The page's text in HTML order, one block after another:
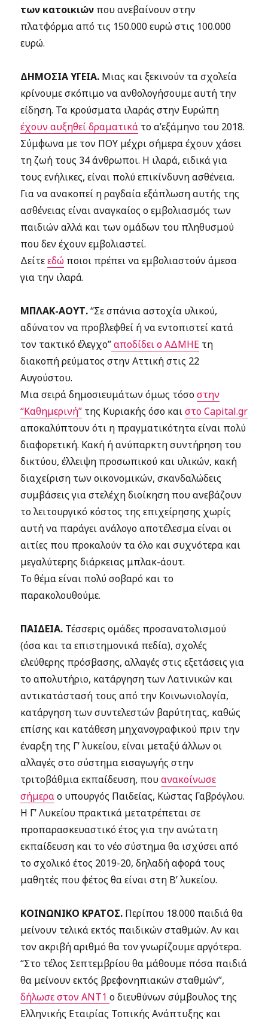
των κατοικιών που ανεβαίνουν στην
πλατφόρμα από τις 150.000 ευρώ στις 100.000
ευρώ.
ΔΗΜΟΣΙΑ ΥΓΕΙΑ. Μιας και ξεκινούν τα σχολεία
κρίνουμε σκόπιμο να ανθολογήσουμε αυτή την
είδηση. Τα κρούσματα ιλαράς στην Ευρώπη
έχουν αυξηθεί δραματικά το α’εξάμηνο του 2018.
Σύμφωνα με τον ΠΟΥ μέχρι σήμερα έχουν χάσει
τη ζωή τους 34 άνθρωποι. Η ιλαρά, ειδικά για
τους ενήλικες, είναι πολύ επικίνδυνη ασθένεια.
Για να ανακοπεί η ραγδαία εξάπλωση αυτής της
ασθένειας είναι αναγκαίος ο εμβολιασμός των
παιδιών αλλά και των ομάδων του πληθυσμού
που δεν έχουν εμβολιαστεί.
Δείτεεδώ ποιοι πρέπει να εμβολιαστούν άμεσα
για την ιλαρά.
ΜΠΛΑΚ-ΑΟΥΤ.“Σε σπάνια αστοχία υλικού,
αδύνατον να προβλεφθεί ή να εντοπιστεί κατά
τον τακτικό έλεγχο”αποδίδει ο ΑΔΜΗΕ τη
διακοπή ρεύματος στην Αττική στις 22
Αυγούστου.
Μια σειρά δημοσιευμάτων όμως τόσοστην
“Καθημερινή” της Κυριακής όσο καιστο Capital.gr
αποκαλύπτουν ότι η πραγματικότητα είναι πολύ
διαφορετική. Κακή ή ανύπαρκτη συντήρηση του
δικτύου, έλλειψη προσωπικού και υλικών, κακή
διαχείριση των οικονομικών, σκανδαλώδεις
συμβάσεις για στελέχη διοίκηση που ανεβάζουν
το λειτουργικό κόστος της επιχείρησης χωρίς
αυτή να παράγει ανάλογο αποτέλεσμα είναι οι
αιτίες που προκαλούν τα όλο και συχνότερα και
μεγαλύτερης διάρκειας μπλακ-άουτ.
Το θέμα είναι πολύ σοβαρό και το
παρακολουθούμε.
ΠΑΙΔΕΙΑ. Τέσσερις ομάδες προσανατολισμού
(όσα και τα επιστημονικά πεδία), σχολές
ελεύθερης πρόσβασης, αλλαγές στις εξετάσεις για
το απολυτήριο, κατάργηση των Λατινικών και
αντικατάστασή τους από την Κοινωνιολογία,
κατάργηση των συντελεστών βαρύτητας, καθώς
επίσης και κατάθεση μηχανογραφικού πριν την
έναρξη της Γ’ λυκείου, είναι μεταξύ άλλων οι
αλλαγές στο σύστημα εισαγωγής στην
τριτοβάθμια εκπαίδευση, πουανακοίνωσε
σήμεραο υπουργός Παιδείας, Κώστας Γαβρόγλου.
Η Γ’ Λυκείου πρακτικά μετατρέπεται σε
προπαρασκευαστικό έτος για την ανώτατη
εκπαίδευση και το νέο σύστημα θα ισχύσει από
το σχολικό έτος 2019-20, δηλαδή αφορά τους
μαθητές που φέτος θα είναι στη Β’ λυκείου.
ΚΟΙΝΩΝΙΚΟ ΚΡΑΤΟΣ. Περίπου 18.000 παιδιά θα
μείνουν τελικά εκτός παιδικών σταθμών. Αν και
τον ακριβή αριθμό θα τον γνωρίζουμε αργότερα.
“Στο τέλος Σεπτεμβρίου θα μάθουμε πόσα παιδιά
θα μείνουν εκτός βρεφονηπιακών σταθμών”,
δήλωσε στον ANT1ο διευθύνων σύμβουλος της
Ελληνικής Εταιρίας Τοπικής Ανάπτυξης και